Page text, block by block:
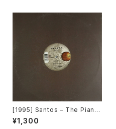
[1995] Santos – The Piano
[Mantra Vibes]
¥1,300